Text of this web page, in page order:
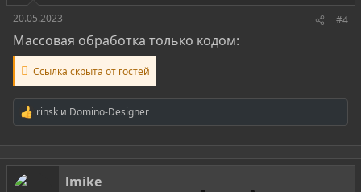
20.05.2023
#4
Массовая обработка только кодом:
Ссылка скрыта от гостей
Р
е
а
к
ц
и
rinsk и Domino-Designer
lmike